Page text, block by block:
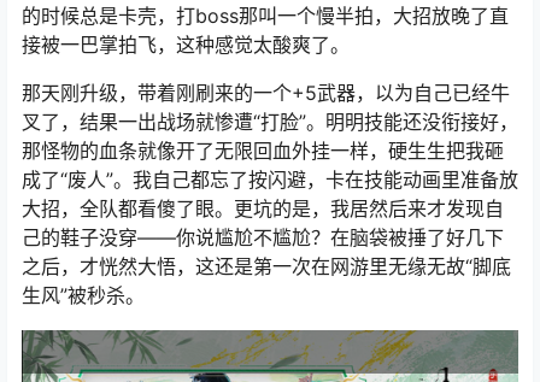
的时候总是卡壳，打boss那叫一个慢半拍，大招放晚了直
接被一巴掌拍飞，这种感觉太酸爽了。
那天刚升级，带着刚刷来的一个+5武器，以为自己已经牛
叉了，结果一出战场就惨遭“打脸”。明明技能还没衔接好，
那怪物的血条就像开了无限回血外挂一样，硬生生把我砸
成了“废人”。我自己都忘了按闪避，卡在技能动画里准备放
大招，全队都看傻了眼。更坑的是，我居然后来才发现自
己的鞋子没穿——你说尴尬不尴尬？在脑袋被捶了好几下
之后，才恍然大悟，这还是第一次在网游里无缘无故“脚底
生风”被秒杀。